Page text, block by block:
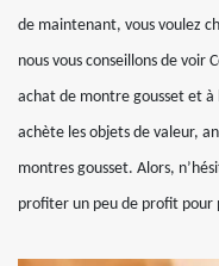
de maintenant, vous voulez
nous vous conseillons de
achat de montre gousset et à
achète les objets de valeur,
montres gousset. Alors,
profiter un peu de profit pour